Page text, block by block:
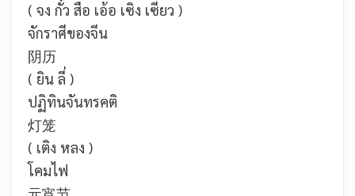
( จง กั๋ว สือ เอ้อ เซิง เซียว )
จักราศีของจีน
阴历
( ยิน ลี่ )
ปฏิทินจันทรคติ
灯笼
( เติง หลง )
โคมไฟ